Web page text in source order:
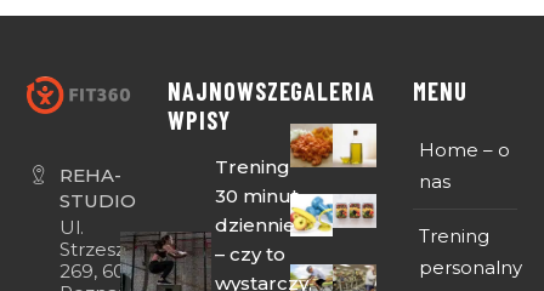
REHA-
STUDIO
Ul.
Strzeszyńska
269, 60-474
NAJNOWSZE
WPISY
Trening
30 minut
dziennie
– czy to
wystarczy,
GALERIA MENU
Home – o
nas
Trening
personalny